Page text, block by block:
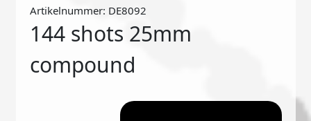
Artikelnummer: DE8092
144 shots 25mm
compound